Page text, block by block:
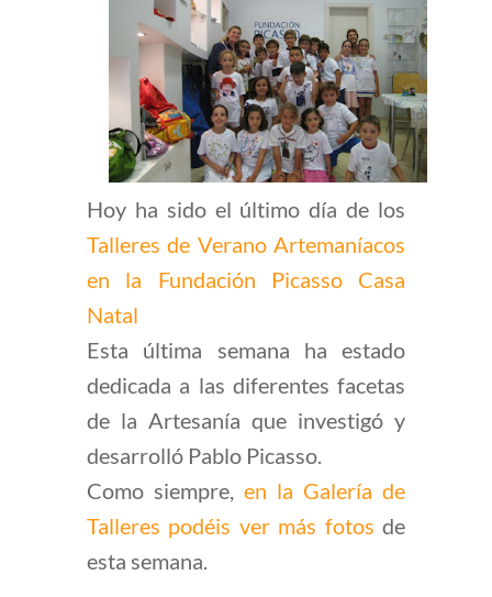
Hoy ha sido el último día de los
Talleres de Verano Artemaníacos
en la Fundación Picasso Casa
Natal
Esta última semana ha estado
dedicada a las diferentes facetas
de la Artesanía que investigó y
desarrolló Pablo Picasso.
Como siempre, en la Galería de
Talleres podéis ver más fotos de
esta semana.